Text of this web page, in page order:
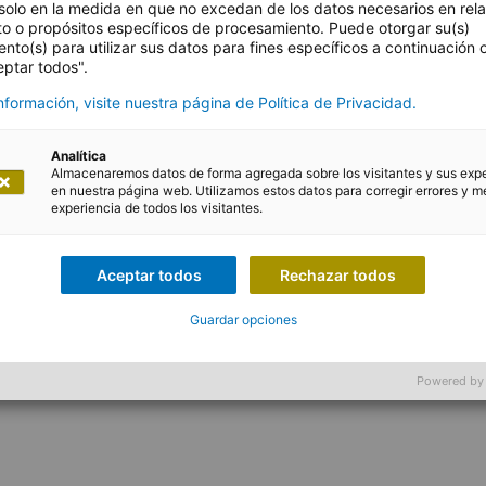
we are looking for a skilled DevOps Engineer
with strong problem-solving abilities and a proactive
client project to operate, maintain and improve its
the logistics cycle.
in Spain, daily work in an international
en la medida en que no excedan de los datos necesarios en
o propósitos específicos de procesamiento. Puede otorgar su(s)
para utilizar sus datos para fines específicos a continuación
todos".
visite nuestra página de Política de Privacidad.
Analítica
Almacenaremos datos de forma agregada sobre los visitantes y sus
en nuestra página web. Utilizamos estos datos para corregir errores y
experiencia de todos los visitantes.
Aceptar todos Rechazar todos
Guardar opciones
Powered by